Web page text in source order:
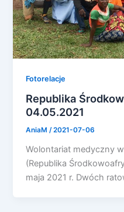
Fotorelacje
Republika
04.05.2021
AniaM/2021-07-06
Wolontariat medyczny
(Republika
maja 2021 r. Dwóch